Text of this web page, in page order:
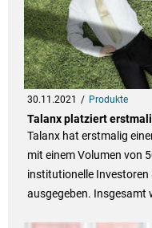
30.11.2021 Produkte
Talanx platziert
Talanx hat erstmalig
mit einem Volumen von
institutionelle Investoren
ausgegeben. Insgesamt